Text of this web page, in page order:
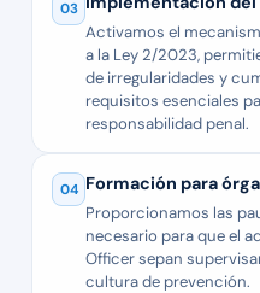
03
Activamos el
a la Ley 2/2023,
de irregularidades y
requisitos esenciales
responsabilidad penal.
04 Formación para
Proporcionamos las
necesario para que el
Officer sepan
cultura de prevención.